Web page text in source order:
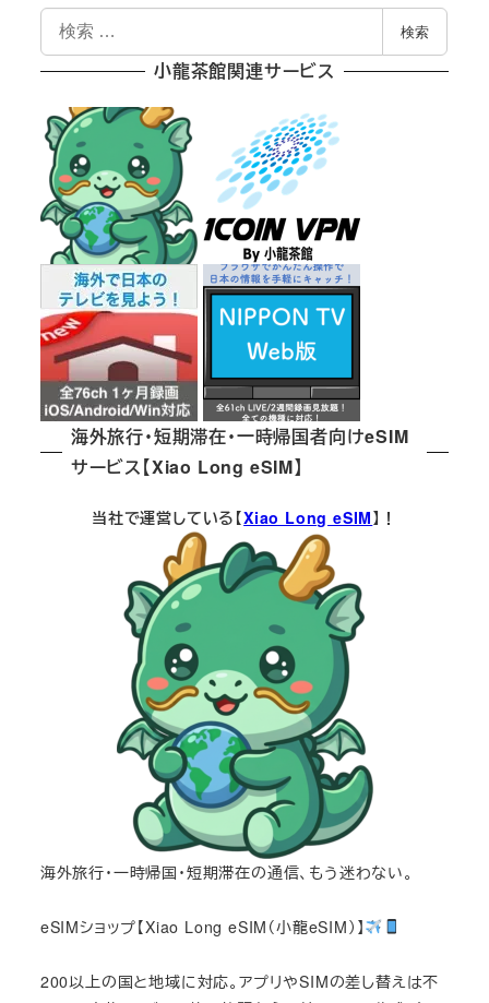
ペ
ー
ジ
送
り
索
検索
小龍茶館関連サービス
海外旅行・短期滞在・一時帰国者向けeSIM
サービス【Xiao Long eSIM】
当社で運営している【Xiao Long eSIM】！
海外旅行・一時帰国・短期滞在の通信、もう迷わない。
eSIMショップ【Xiao Long eSIM（小龍eSIM）】
200以上の国と地域に対応。アプリやSIMの差し替えは不